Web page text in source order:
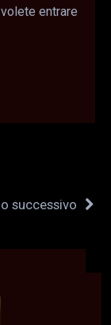
entrare
successivo